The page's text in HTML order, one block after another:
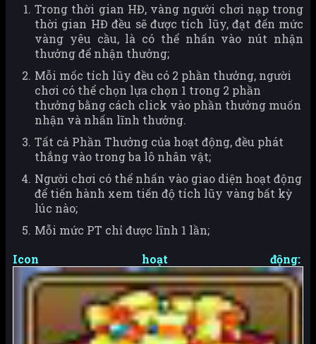
Trong thời gian HĐ, vàng người chơi nạp trong
thời gian HĐ đều sẽ được tích lũy, đạt đến mức
vàng yêu cầu, là có thể nhấn vào nút nhận
thưởng để nhận thưởng;
Mỗi mốc tích lũy đều có 2 phần thưởng, người
chơi có thể chọn lựa chọn 1 trong 2 phần
thưởng bằng cách click vào phần thưởng muốn
nhận và nhấn lĩnh thưởng.
Tất cả Phần Thưởng của hoạt động, đều phát
thẳng vào trong ba lô nhân vật;
Người chơi có thể nhấn vào giao diện hoạt động
để tiến hành xem tiến độ tích lũy vàng bất kỳ
lúc nào;
Mỗi mức PT chỉ được lĩnh 1 lần;
Icon hoạt động: